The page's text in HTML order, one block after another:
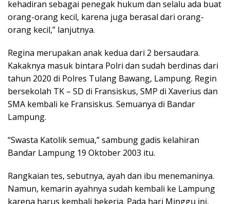
kehadiran sebagai penegak hukum dan selalu ada buat
orang-orang kecil, karena juga berasal dari orang-
orang kecil,” lanjutnya.
Regina merupakan anak kedua dari 2 bersaudara.
Kakaknya masuk bintara Polri dan sudah berdinas dari
tahun 2020 di Polres Tulang Bawang, Lampung. Regin
bersekolah TK – SD di Fransiskus, SMP di Xaverius dan
SMA kembali ke Fransiskus. Semuanya di Bandar
Lampung.
“Swasta Katolik semua,” sambung gadis kelahiran
Bandar Lampung 19 Oktober 2003 itu.
Rangkaian tes, sebutnya, ayah dan ibu menemaninya.
Namun, kemarin ayahnya sudah kembali ke Lampung
karena harus kembali bekerja. Pada hari Minggu ini,